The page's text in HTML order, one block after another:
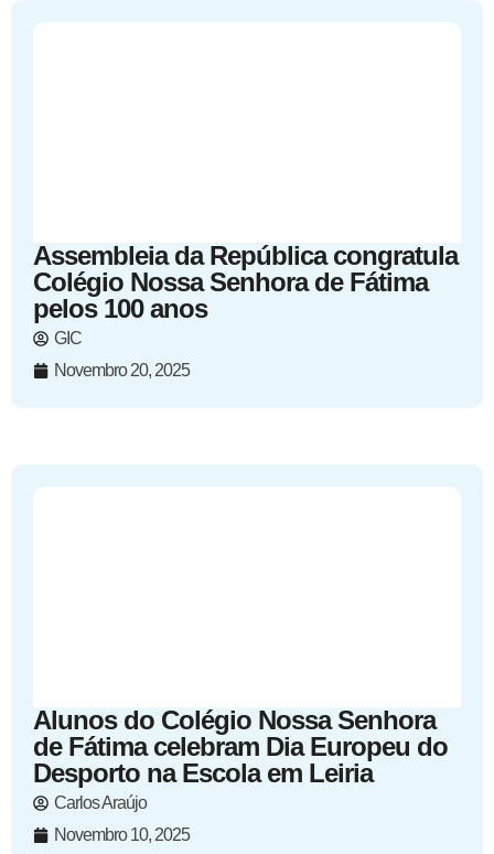
Assembleia da República congratula
Colégio Nossa Senhora de Fátima
pelos 100 anos
GIC
Novembro 20, 2025
Alunos do Colégio Nossa Senhora
de Fátima celebram Dia Europeu do
Desporto na Escola em Leiria
Carlos Araújo
Novembro 10, 2025